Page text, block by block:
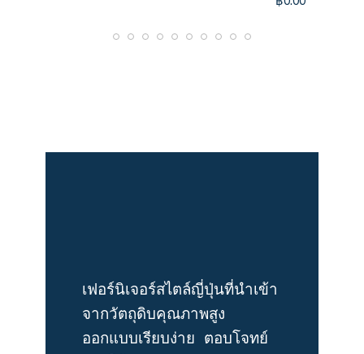
เฟอร์นิเจอร์สไตล์ญี่ปุ่นที่นำเข้า
จากวัตถุดิบคุณภาพสูง
ออกแบบเรียบง่าย ตอบโจทย์